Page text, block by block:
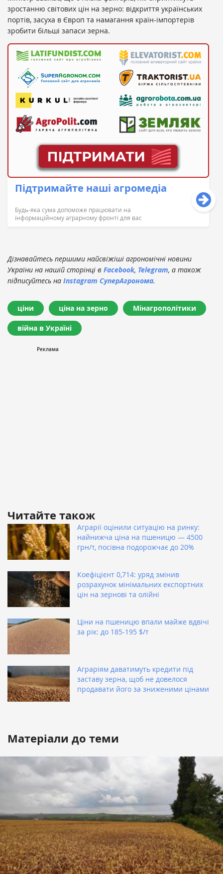
зростанню світових цін на зерно: відкриття українських
портів, засуха в Європ та намагання країн-імпортерів
зробити більші запаси зерна.
Підтримайте наші агромедіа
Будь-яка сума допоможе працювати на
інформаційному аграрному фронті для вас
Дізнавайтесь першими найсвіжіші агрономічні новини
України на нашій сторінці в Facebook, Telegram, а також
підписуйтесь на Instagram СуперАгронома.
ціни ціна на зерно Мінагрополітики
війна в Україні
Читайте також
Аграрії оцінили ситуацію на ринку:
найнижча ціна на пшеницю — 4500
грн/т, посівна подорожчає до 20%
Коефіцієнт 0,714: уряд змінив
розрахунок мінімальних експортних
цін на зернові та олійні
Ціни на пшеницю впали майже вдвічі
за рік: до 185-195 $/т
Аграріям даватимуть кредити під
заставу зерна, щоб не довелося
продавати його за зниженими цінами
Матеріали до теми